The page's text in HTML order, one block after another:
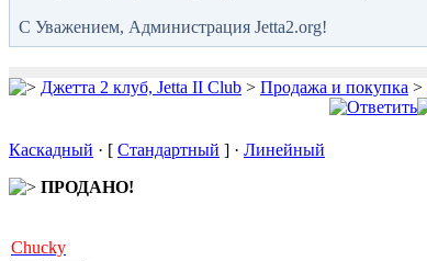
С Уважением, Администрация Jetta2.org!
Джетта 2 клуб, Jetta II Club > Продажа и покупка >
Каскадный · [ Стандартный ] · Линейный
ПРОДАНО!
Chucky